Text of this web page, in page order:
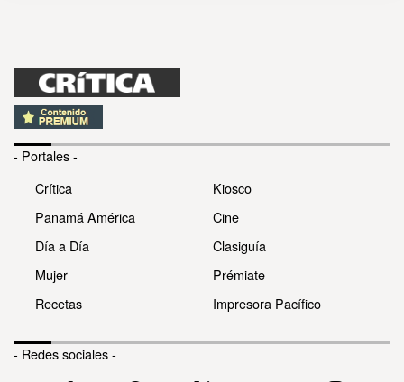
- Portales -
Crítica
Panamá América
Día a Día
Mujer
Recetas
Kiosco
Cine
Clasiguía
Prémiate
Impresora Pacífico
- Redes sociales -